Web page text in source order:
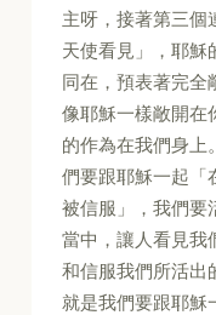
主呀，接著第三個
天使看見」，耶穌
同在，預表著完全
像耶穌一樣敞開在
的作為在我們身上
們要跟耶穌一起「
被信服」，我們要
當中，讓人看見我
和信服我們所活出
就是我們要跟耶穌